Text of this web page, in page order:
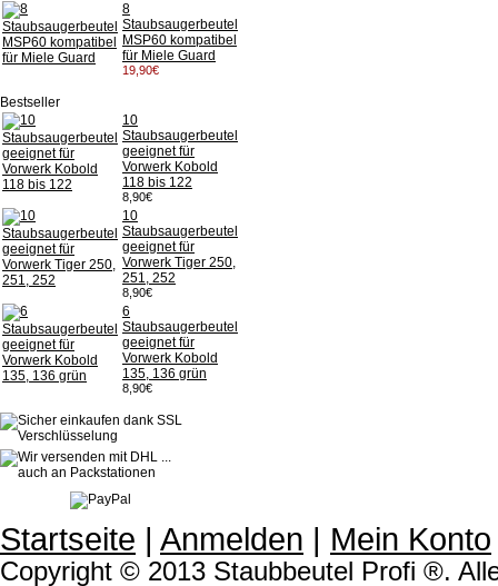
8
Staubsaugerbeutel
MSP60 kompatibel
für Miele Guard
19,90€
Bestseller
10
Staubsaugerbeutel
geeignet für
Vorwerk Kobold
118 bis 122
8,90€
10
Staubsaugerbeutel
geeignet für
Vorwerk Tiger 250,
251, 252
8,90€
6
Staubsaugerbeutel
geeignet für
Vorwerk Kobold
135, 136 grün
8,90€
Startseite | Anmelden | Mein Konto
Copyright © 2013 Staubbeutel Profi ®.